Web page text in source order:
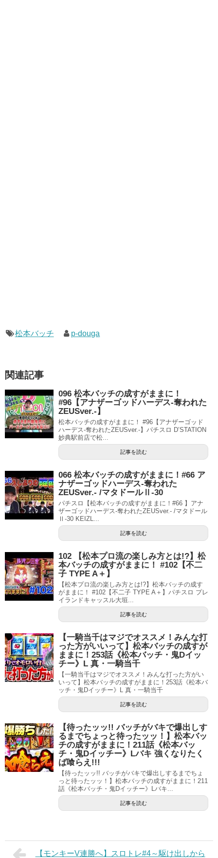
松本バッチ p-douga
関連記事
096 松本バッチの成すがままに！
#96【アナザーゴッドハーデス-奪われた
ZEUSver.-】
松本バッチの成すがままに！ #96【アナザーゴッド
ハーデス-奪われたZEUSver.-】パチスロ D’STATION
妙典駅前店で松...
記事を読む
066 松本バッチの成すがままに！#66 ア
ナザーゴッドハーデス-奪われた
ZEUSver.- /マタドールⅡ-30
パチスロ【松本バッチの成すがままに！#66 】アナ
ザーゴッドハーデス-奪われたZEUSver.- /マタドール
Ⅱ-30 KEIZL...
記事を読む
102 【松本プロ流の楽しみ方とは!?】松
本バッチの成すがままに！ #102【不二
子 TYPE A＋】
【松本プロ流の楽しみ方とは!?】松本バッチの成す
がままに！ #102【不二子 TYPE A＋】パチスロ プレ
イランドキャッスル大垣...
記事を読む
【一騎当千はマジでオススメ！みんな打
った方がいいって】松本バッチの成すが
ままに！253話《松本バッチ・鬼Dイッ
チー》L 真・一騎当千
【一騎当千はマジでオススメ！みんな打った方がい
いって】松本バッチの成すがままに！253話《松本バ
ッチ・鬼Dイッチー》L 真・一騎当千
記事を読む
【待ったッッ!! バッチがバキで爆出しす
るまでちょっと待ったッッ！】松本バッ
チの成すがままに！211話《松本バッ
チ・鬼Dイッチー》Lバキ 強くなりたく
ば喰らえ!!!
【待ったッッ!! バッチがバキで爆出しするまでちょ
っと待ったッッ！】松本バッチの成すがままに！211
話《松本バッチ・鬼Dイッチー》Lバキ...
記事を読む
【モンキーV連勝へ】スロトレ#4～駆け出しから